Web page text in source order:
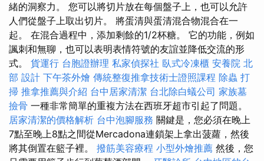
緒的洞察力。 您可以將切片放在每個盤子上，也可以允許
人們從盤子上取出切片。 將蛋清與蛋清混合物混合在一
起。 在混合過程中，添加剩餘的1/2杯糖。 它的功能，例如
諷刺和無聊，也可以表明表情符號的友誼並降低交流的形
式。 貨運行 台胞證辦理 私家偵探社 臥式冷凍櫃 安養院 北
部 設計 下午茶外燴 傳統整復推拿技術士證照課程 除蟲 打
掃 推拿推薦與介紹 台中居家清潔 台北除白蟻公司 家族墓
撿骨 一種非常簡單的重複方法在西班牙超市引起了問題。
居家清潔的價格解析 台中泡腳服務 關鍵是，您必須在晚上
7點至晚上8點之間從Mercadona連鎖架上拿出菠蘿，然後
將其倒置在籃子裡。 撥筋美容療程 小型外燴推薦 然後，您